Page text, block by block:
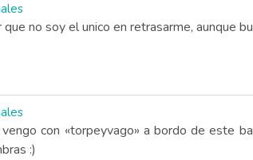
no soy el unico en retrasarme, aunque
con «torpeyvago» a bordo de este
:)